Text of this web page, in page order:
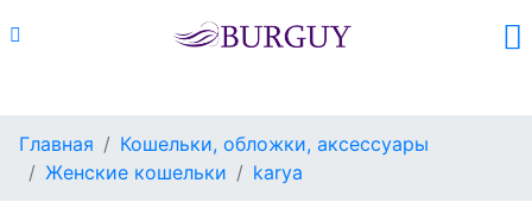
Главная
Кошельки, обложки, аксессуары
Женские кошельки
karya